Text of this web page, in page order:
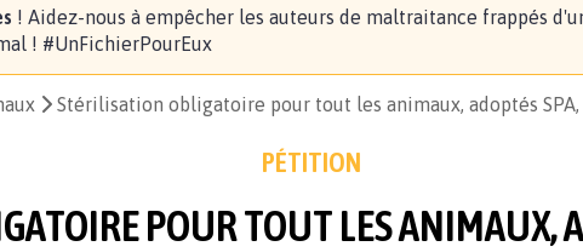
! Aidez-nous à empêcher les auteurs de maltraitance frappés
! #UnFichierPourEux
Stérilisation obligatoire pour tout les animaux, adoptés
PÉTITION
POUR TOUT LES ANIMAUX,